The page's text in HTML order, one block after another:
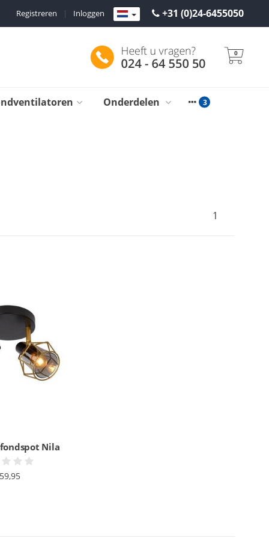
+31 (0)24-6455050
Inloggen
|
Registreren
0
Onderdelen
1
Nila